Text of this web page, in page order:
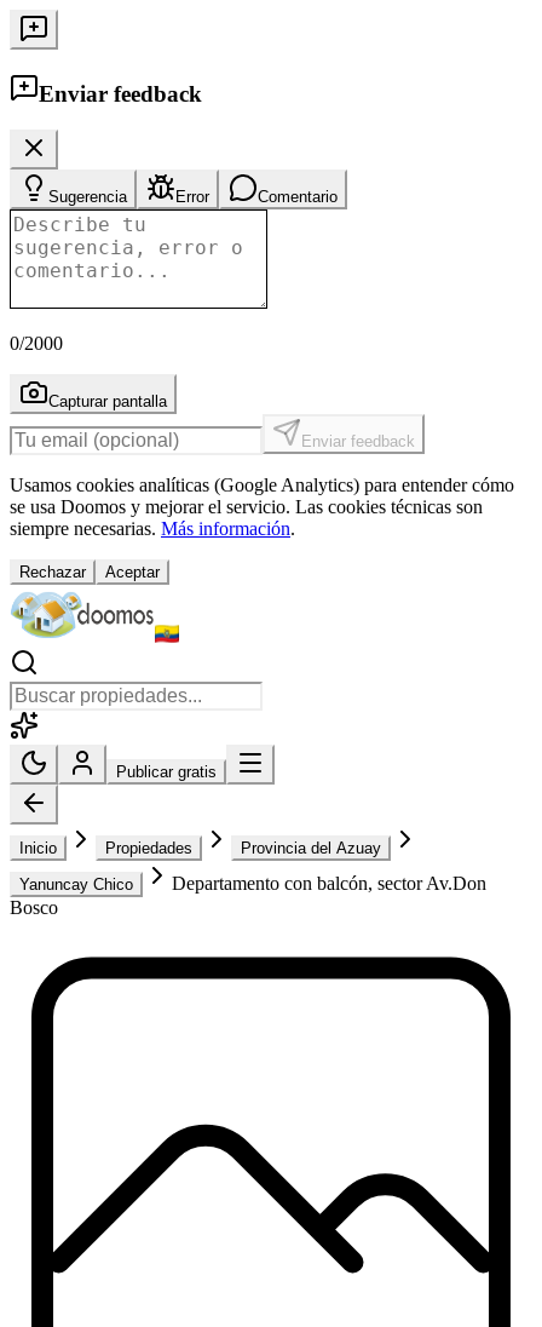
Enviar feedback
Sugerencia Error Comentario
0/2000
Capturar pantalla
Enviar feedback
Usamos cookies analíticas (Google Analytics) para entender cómo
se usa Doomos y mejorar el servicio. Las cookies técnicas son
siempre necesarias. Más información.
Rechazar Aceptar
Publicar gratis
Inicio Propiedades
Provincia del Azuay
Yanuncay Chico
Departamento con balcón, sector Av.Don
Bosco